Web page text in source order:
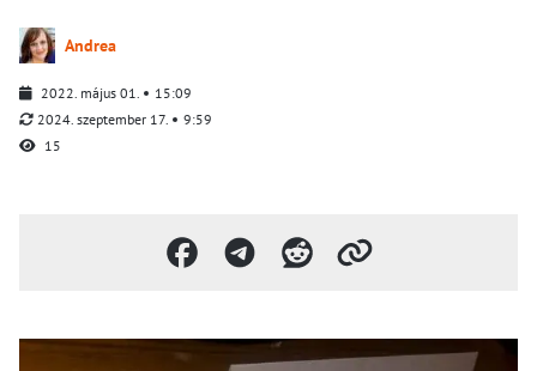
Andrea
2022. május 01.
15:09
2024. szeptember 17.
9:59
15